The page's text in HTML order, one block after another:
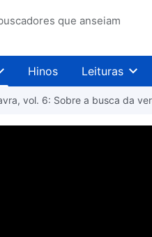
que anseiam
Hinos Leituras
vol. 6: Sobre a busca da